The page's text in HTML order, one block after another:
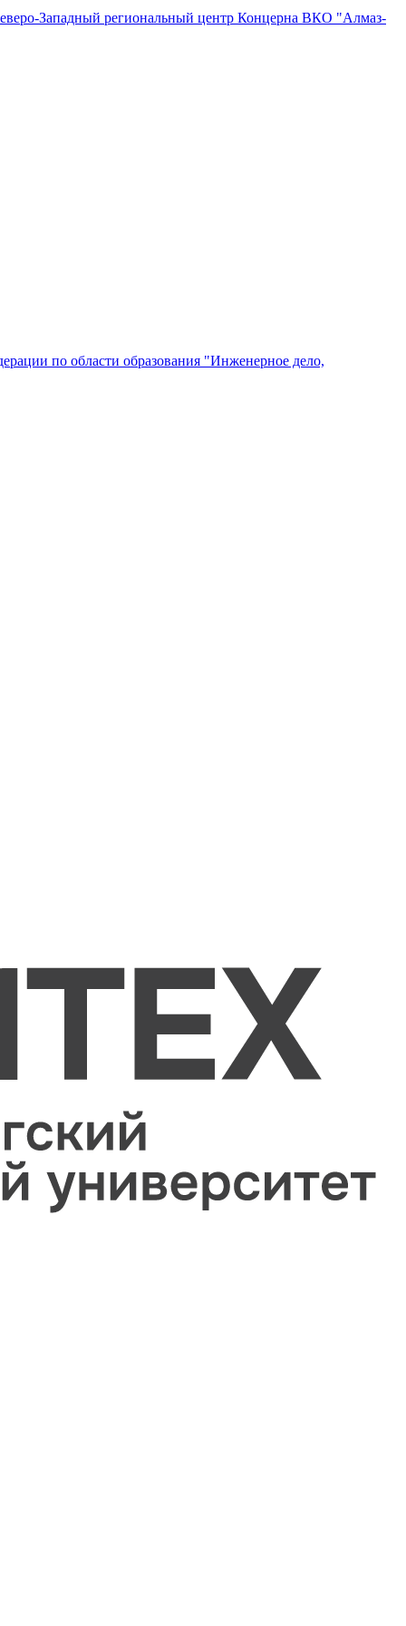
Западный региональный центр Концерна ВКО "Алмаз-
по области образования "Инженерное дело,